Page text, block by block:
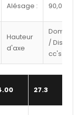
Alésage : 90,00
Hauteur
d'axe
Dome
/ Dish
cc's
27.3